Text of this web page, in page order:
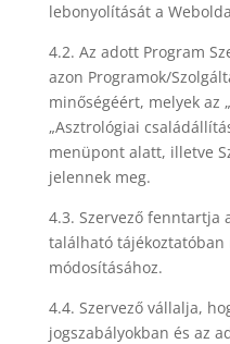
lebonyolítását a
4.2. Az adott Program
azon Programok/
minőségéért, melyek az
„Asztrológiai
menüpont alatt, illetve
jelennek meg.
4.3. Szervező fenntartja
található
módosításához.
4.4. Szervező vállalja,
jogszabályokban és az